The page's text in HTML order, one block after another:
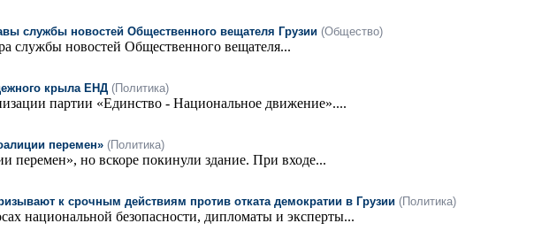
службы новостей Общественного вещателя Грузии (Общество)
службы новостей Общественного вещателя...
крыла ЕНД (Политика)
партии «Единство - Национальное движение»....
перемен» (Политика)
перемен», но вскоре покинули здание. При входе...
к срочным действиям против отката демократии в Грузии (Политика)
национальной безопасности, дипломаты и эксперты...